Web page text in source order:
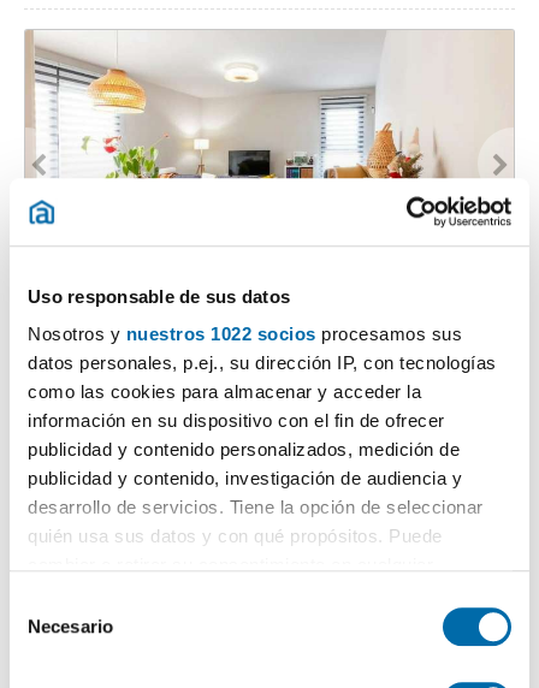
Uso responsable de sus datos
Nosotros y nuestros 1022 socios procesamos sus
datos personales, p.ej., su dirección IP, con tecnologías
como las cookies para almacenar y acceder la
información en su dispositivo con el fin de ofrecer
publicidad y contenido personalizados, medición de
publicidad y contenido, investigación de audiencia y
desarrollo de servicios. Tiene la opción de seleccionar
quién usa sus datos y con qué propósitos. Puede
el Menú de consentimiento.
Necesario
1,400€
110m2 3 Bd. 2 Bathrooms
Arenys de Mar
Call
Contact